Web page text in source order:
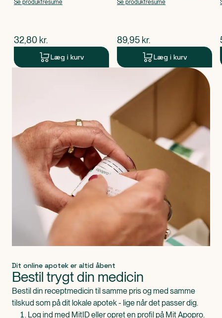
Se produktresumé
$nuværende pris
32,80 kr.
Læg i kurv
Se produktresumé
$nuværende pris
89,95 kr.
Læg i kurv
Dit online apotek er altid åbent
Bestil trygt din medicin
Bestil din receptmedicin til samme pris og med samme
tilskud som på dit lokale apotek - lige når det passer dig.
Log ind med MitID eller opret en profil på Mit Apopro.